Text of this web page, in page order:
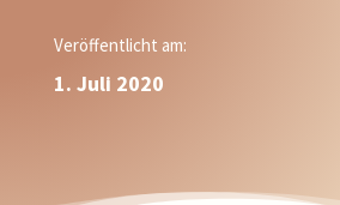
Veröffentlicht am:
1. Juli 2020